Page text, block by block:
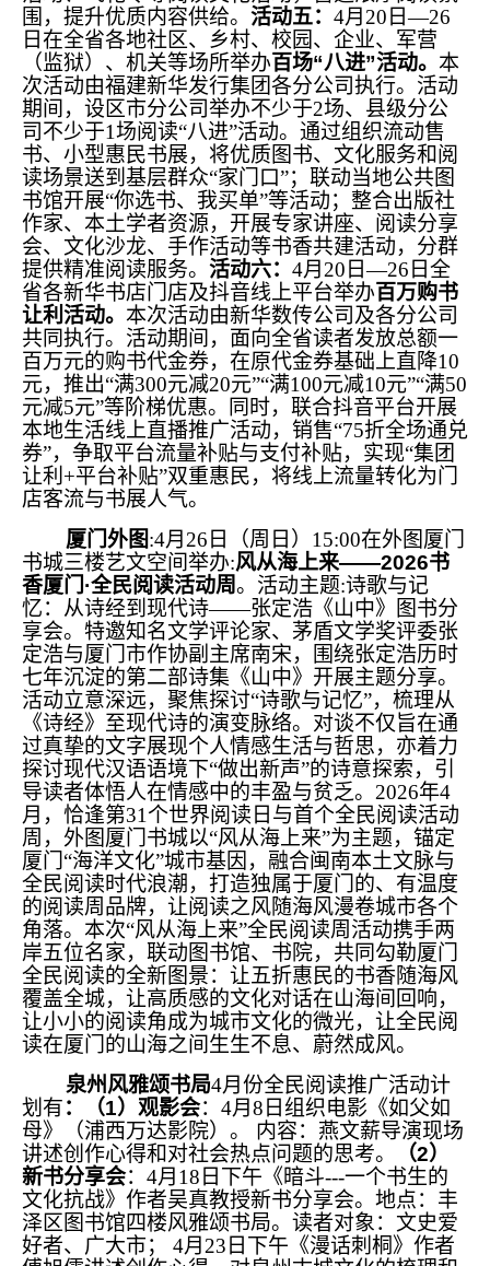
围，提升优质内容供给。 活动五： 4月20日—26
日在全省各地社区、乡村、校园、企业、军营
（监狱）、机关等场所举办百场“八进”活动。 本
次活动由福建新华发行集团各分公司执行。活动
期间，设区市分公司举办不少于2场、县级分公
司不少于1场阅读“八进”活动。通过组织流动售
书、小型惠民书展，将优质图书、文化服务和阅
读场景送到基层群众“家门口”；联动当地公共图
书馆开展“你选书、我买单”等活动；整合出版社
作家、本土学者资源，开展专家讲座、阅读分享
会、文化沙龙、手作活动等书香共建活动，分群
提供精准阅读服务。 活动六： 4月20日—26日全
省各新华书店门店及抖音线上平台举办百万购书
让利活动。 本次活动由新华数传公司及各分公司
共同执行。活动期间，面向全省读者发放总额一
百万元的购书代金券，在原代金券基础上直降10
元，推出“满300元减20元”“满100元减10元”“满50
元减5元”等阶梯优惠。同时，联合抖音平台开展
本地生活线上直播推广活动，销售“75折全场通兑
券”，争取平台流量补贴与支付补贴，实现“集团
让利+平台补贴”双重惠民，将线上流量转化为门
店客流与书展人气。
厦门外图:4月26日（周日）15:00在外图厦门
书城三楼艺文空间举办:风从海上来——2026书
香厦门·全民阅读活动周。活动主题:诗歌与记
忆：从诗经到现代诗——张定浩《山中》图书分
享会。特邀知名文学评论家、茅盾文学奖评委张
定浩与厦门市作协副主席南宋，围绕张定浩历时
七年沉淀的第二部诗集《山中》开展主题分享。
活动立意深远，聚焦探讨“诗歌与记忆”，梳理从
《诗经》至现代诗的演变脉络。对谈不仅旨在通
过真挚的文字展现个人情感生活与哲思，亦着力
探讨现代汉语语境下“做出新声”的诗意探索，引
导读者体悟人在情感中的丰盈与贫乏。2026年4
月，恰逢第31个世界阅读日与首个全民阅读活动
周，外图厦门书城以“风从海上来”为主题，锚定
厦门“海洋文化”城市基因，融合闽南本土文脉与
全民阅读时代浪潮，打造独属于厦门的、有温度
的阅读周品牌，让阅读之风随海风漫卷城市各个
角落。本次“风从海上来”全民阅读周活动携手两
岸五位名家，联动图书馆、书院，共同勾勒厦门
全民阅读的全新图景：让五折惠民的书香随海风
覆盖全城，让高质感的文化对话在山海间回响，
让小小的阅读角成为城市文化的微光，让全民阅
读在厦门的山海之间生生不息、蔚然成风。
泉州风雅颂书局4月份全民阅读推广活动计
划有：（1）观影会：4月8日组织电影《如父如
母》（浦西万达影院）。 内容：燕文薪导演现场
讲述创作心得和对社会热点问题的思考。
（2）
新书分享会：4月18日下午《暗斗---一个书生的
文化抗战》作者吴真教授新书分享会。地点：丰
泽区图书馆四楼风雅颂书局。读者对象：文史爱
好者、广大市； 4月23日下午《漫话刺桐》作者